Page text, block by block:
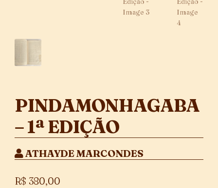
PINDAMONHAGABA
– 1ª EDIÇÃO
ATHAYDE MARCONDES
R$ 380,00